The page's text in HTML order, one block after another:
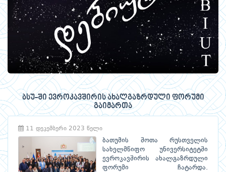
ბსუ-ში ევროკავშირის ახალგაზრდული ფორუმი
გაიმართა
11 დეკემბერი 2023 წელი
ბათუმის შოთა რუსთველის
სახელმწიფო უნივერსიტეტში
ევროკავშირის ახალგაზრდული
ფორუმი ჩატარდა.